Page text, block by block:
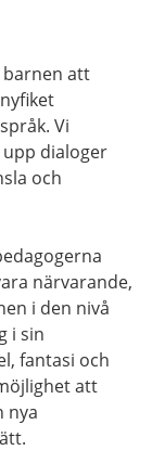
barnen att
Vi
dialoger
och
närvarande,
i den nivå
i sin
fantasi och
att
nya